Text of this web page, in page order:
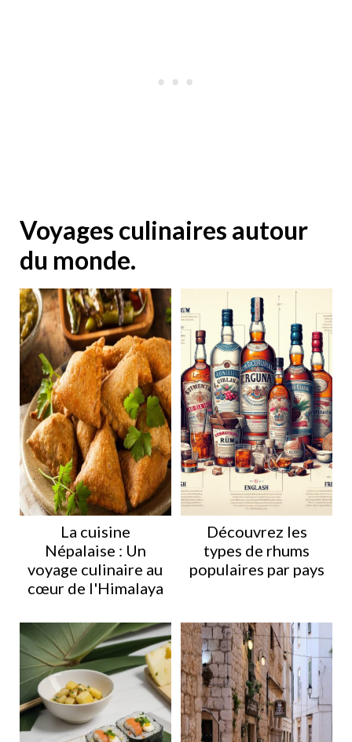
Voyages culinaires autour
du monde.
La cuisine
Népalaise : Un
voyage culinaire au
cœur de l'Himalaya
Découvrez les
types de rhums
populaires par pays